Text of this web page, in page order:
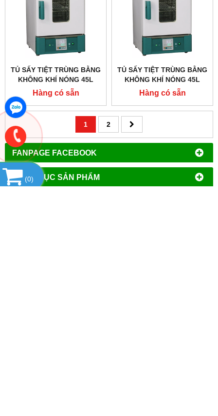
FANPAGE FACEBOOK
DANH MỤC SẢN PHẨM
TỦ SẤY TIỆT TRÙNG BẰNG
KHÔNG KHÍ NÓNG 45L
FAITHFUL GX-45BE
Hàng có sẵn
TỦ SẤY TIỆT TRÙNG BẰNG
KHÔNG KHÍ NÓNG 45L
FAITHFUL GX-45B
Hàng có sẵn
1 2
(0)